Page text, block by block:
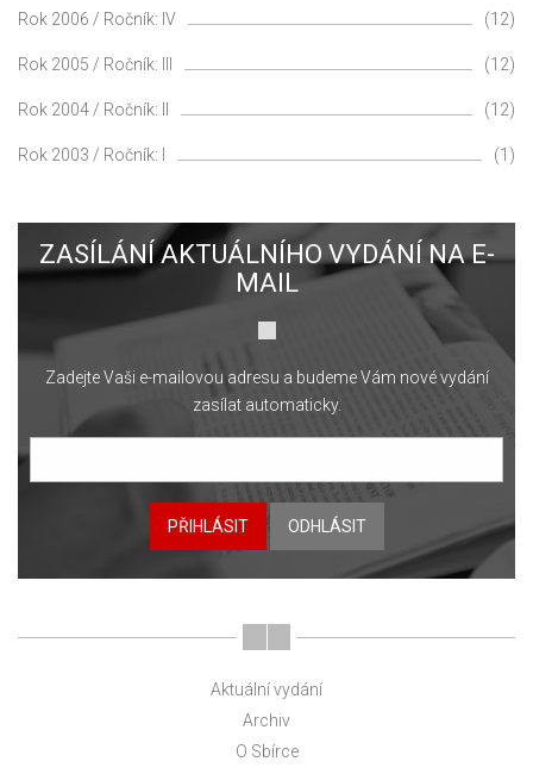
Rok 2006 / Ročník: IV (12)
Rok 2005 / Ročník: III (12)
Rok 2004 / Ročník: II (12)
Rok 2003 / Ročník: I (1)
ZASÍLÁNÍ AKTUÁLNÍHO VYDÁNÍ NA E-
MAIL
Zadejte Vaši e-mailovou adresu a budeme Vám nové vydání
zasílat automaticky.
PŘIHLÁSIT ODHLÁSIT
Aktuální vydání
Archiv
O Sbírce